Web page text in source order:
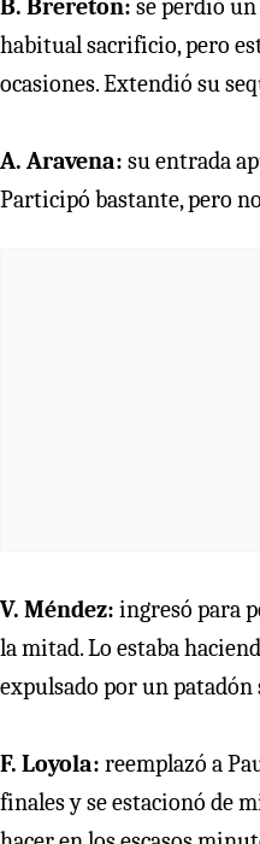
B. Brereton: se perdió un
habitual sacrificio, pero
ocasiones. Extendió su
A. Aravena: su entrada
Participó bastante, pero
V. Méndez: ingresó para
la mitad. Lo estaba
expulsado por un patadón
F. Loyola: reemplazó a
finales y se estacionó de